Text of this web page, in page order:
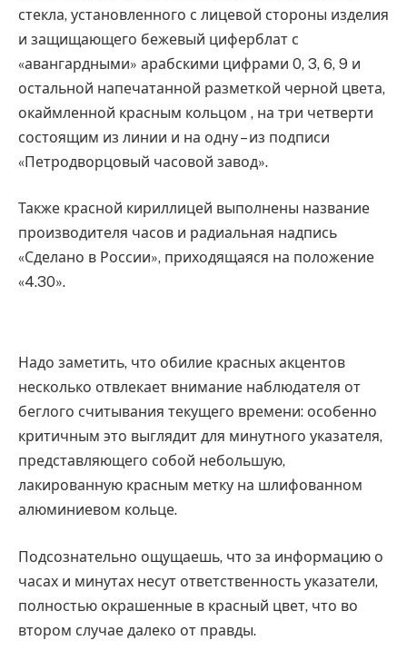
стекла, установленного с лицевой стороны изделия
и защищающего бежевый циферблат с
«авангардными» арабскими цифрами 0, 3, 6, 9 и
остальной напечатанной разметкой черной цвета,
окаймленной красным кольцом , на три четверти
состоящим из линии и на одну – из подписи
«Петродворцовый часовой завод».
Также красной кириллицей выполнены название
производителя часов и радиальная надпись
«Сделано в России», приходящаяся на положение
«4.30».
Надо заметить, что обилие красных акцентов
несколько отвлекает внимание наблюдателя от
беглого считывания текущего времени: особенно
критичным это выглядит для минутного указателя,
представляющего собой небольшую,
лакированную красным метку на шлифованном
алюминиевом кольце.
Подсознательно ощущаешь, что за информацию о
часах и минутах несут ответственность указатели,
полностью окрашенные в красный цвет, что во
втором случае далеко от правды.